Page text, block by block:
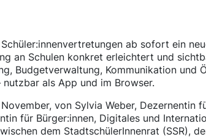
ab sofort ein
an Schulen konkret erleichtert und
Budgetverwaltung, Kommunikation und
als App und im Browser.
von Sylvia Weber, Dezernentin
für Bürger:innen, Digitales und
dem StadtschülerInnenrat (SSR),